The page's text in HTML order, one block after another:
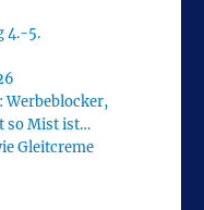
4.-5.
Werbeblocker,
so Mist ist…
Gleitcreme